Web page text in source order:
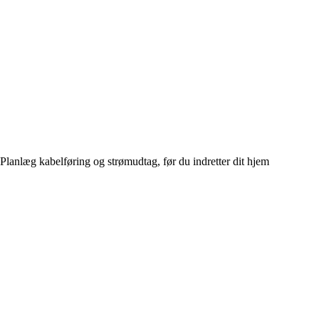
Planlæg kabelføring og strømudtag, før du indretter dit hjem